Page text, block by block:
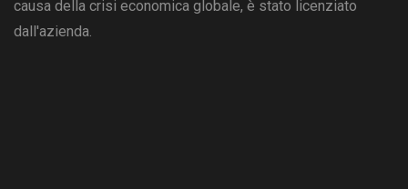
causa della crisi economica globale, è stato licenziato
dall'azienda.